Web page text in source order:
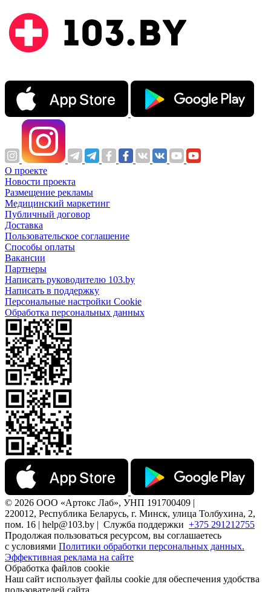
О проекте
Новости проекта
Размещение рекламы
Медицинский маркетинг
Публичный договор
Доставка
Пользовательское соглашение
Способы оплаты
Вакансии
Партнеры
Написать руководителю 103.by
Написать в поддержку
Персональные настройки Cookie
Обработка персональных данных
© 2026 ООО «Артокс Лаб», УНП 191700409 |
220012, Республика Беларусь, г. Минск, улица Толбухина, 2,
пом. 16 | help@103.by | Служба поддержки +375 291212755
Продолжая пользоваться ресурсом, вы соглашаетесь
с условиями Политики обработки персональных данных.
Эффективная реклама на сайте
Обработка файлов cookie
Наш сайт использует файлы cookie для обеспечения удобства
пользователей сайта,